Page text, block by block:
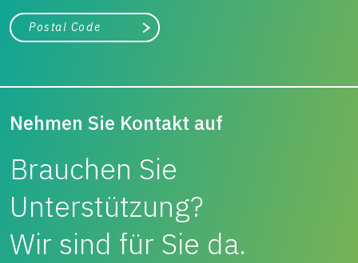
Stadt, Bundesland
Suche
Nehmen Sie Kontakt auf
Brauchen Sie
Unterstützung?
Wir sind für Sie da.